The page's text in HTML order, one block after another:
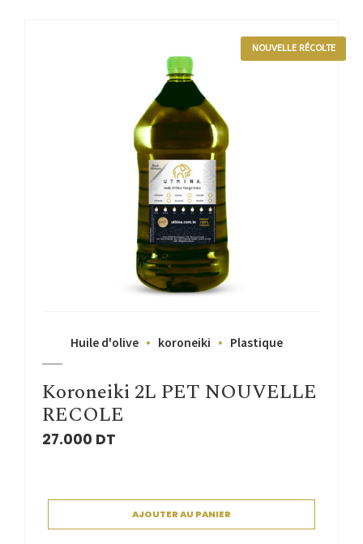
NOUVELLE RÉCOLTE
Huile d'olive koroneiki Plastique
Koroneiki 2L PET NOUVELLE
RECOLE
27.000 DT
AJOUTER AU PANIER